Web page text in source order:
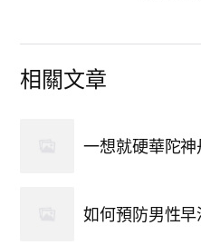
相關文章
一想就硬華陀
如何預防男性早